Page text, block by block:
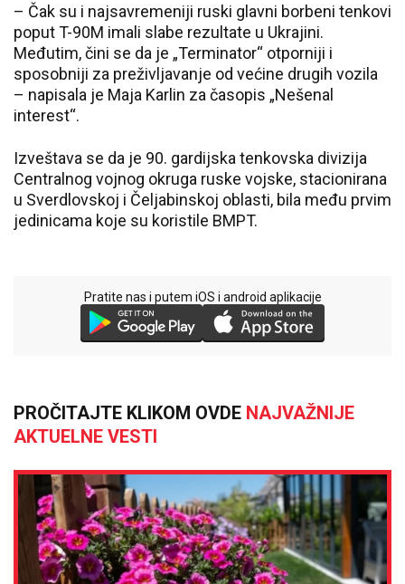
– Čak su i najsavremeniji ruski glavni borbeni tenkovi
poput T-90M imali slabe rezultate u Ukrajini.
Međutim, čini se da je „Terminator“ otporniji i
sposobniji za preživljavanje od većine drugih vozila
– napisala je Maja Karlin za časopis „Nešenal
interest“.
Izveštava se da je 90. gardijska tenkovska divizija
Centralnog vojnog okruga ruske vojske, stacionirana
u Sverdlovskoj i Čeljabinskoj oblasti, bila među prvim
jedinicama koje su koristile BMPT.
Pratite nas i putem iOS i android aplikacije
PROČITAJTE KLIKOM OVDE NAJVAŽNIJE
AKTUELNE VESTI